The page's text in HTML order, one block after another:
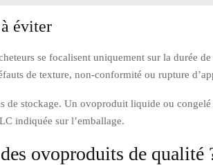
éviter
se focalisent uniquement sur la durée
de texture, non-conformité ou rupture
de stockage. Un ovoproduit liquide ou
indiquée sur l’emballage.
ovoproduits de qualité